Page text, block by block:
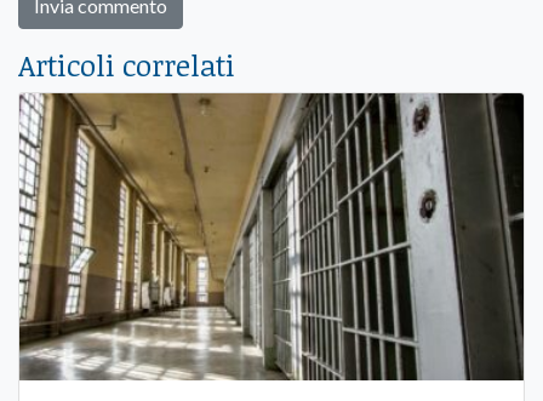
Articoli correlati